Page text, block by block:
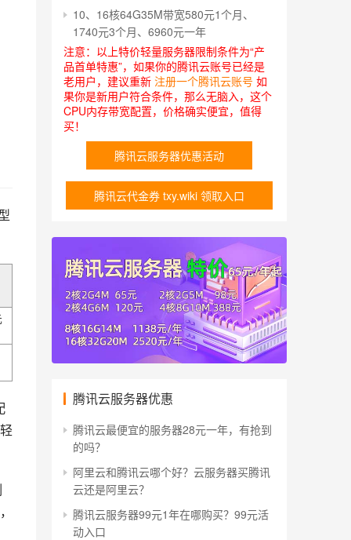
10、16核64G35M带宽580元1个月、
1740元3个月、6960元一年
注意：以上特价轻量服务器限制条件为“产
品首单特惠”，如果你的腾讯云账号已经是
老用户，建议重新 注册一个腾讯云账号 如
果你是新用户符合条件，那么无脑入，这个
CPU内存带宽配置，价格确实便宜，值得
买！
腾讯云服务器优惠活动
腾讯云代金券 txy.wiki 领取入口
腾讯云服务器优惠
腾讯云最便宜的服务器28元一年，有抢到
的吗？
阿里云和腾讯云哪个好？云服务器买腾讯
云还是阿里云？
腾讯云服务器99元1年在哪购买？99元活
动入口